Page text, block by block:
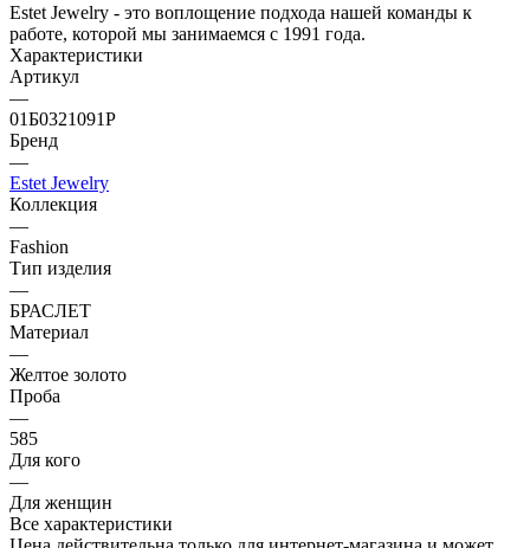
Estet Jewelry - это воплощение подхода нашей команды к
работе, которой мы занимаемся с 1991 года.
Характеристики
Артикул
—
01Б0321091Р
Бренд
—
Estet Jewelry
Коллекция
—
Fashion
Тип изделия
—
БРАСЛЕТ
Материал
—
Желтое золото
Проба
—
585
Для кого
—
Для женщин
Все характеристики